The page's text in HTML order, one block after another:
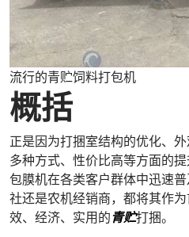
流行的青贮饲料打包机
概括
正是因为打捆室结构的优化、
多种方式、性价比高等方面的
包膜机在各类客户群体中迅速
社还是农机经销商，都将其作
效、经济、实用的青贮打捆。